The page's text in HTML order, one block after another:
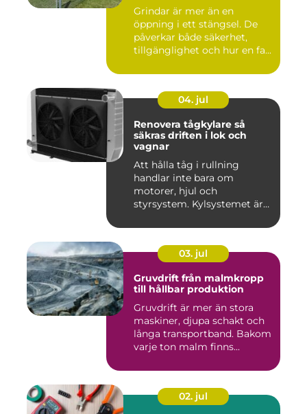
Grindar är mer än en
öppning i ett stängsel. De
påverkar både säkerhet,
tillgänglighet och hur en fa...
04. jul
Renovera tågkylare så
säkras driften i lok och
vagnar
Att hålla tåg i rullning
handlar inte bara om
motorer, hjul och
styrsystem. Kylsystemet är
03. jul
Gruvdrift från malmkropp
till hållbar produktion
Gruvdrift är mer än stora
maskiner, djupa schakt och
långa transportband. Bakom
varje ton malm finns...
02. jul